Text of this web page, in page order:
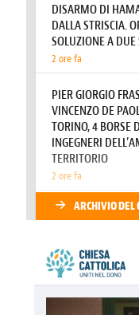
È morto
Salvarani:
pochissimi
06.08.2026
grande
06.08.2026
Il grazie
ci
06.08.2026
separano